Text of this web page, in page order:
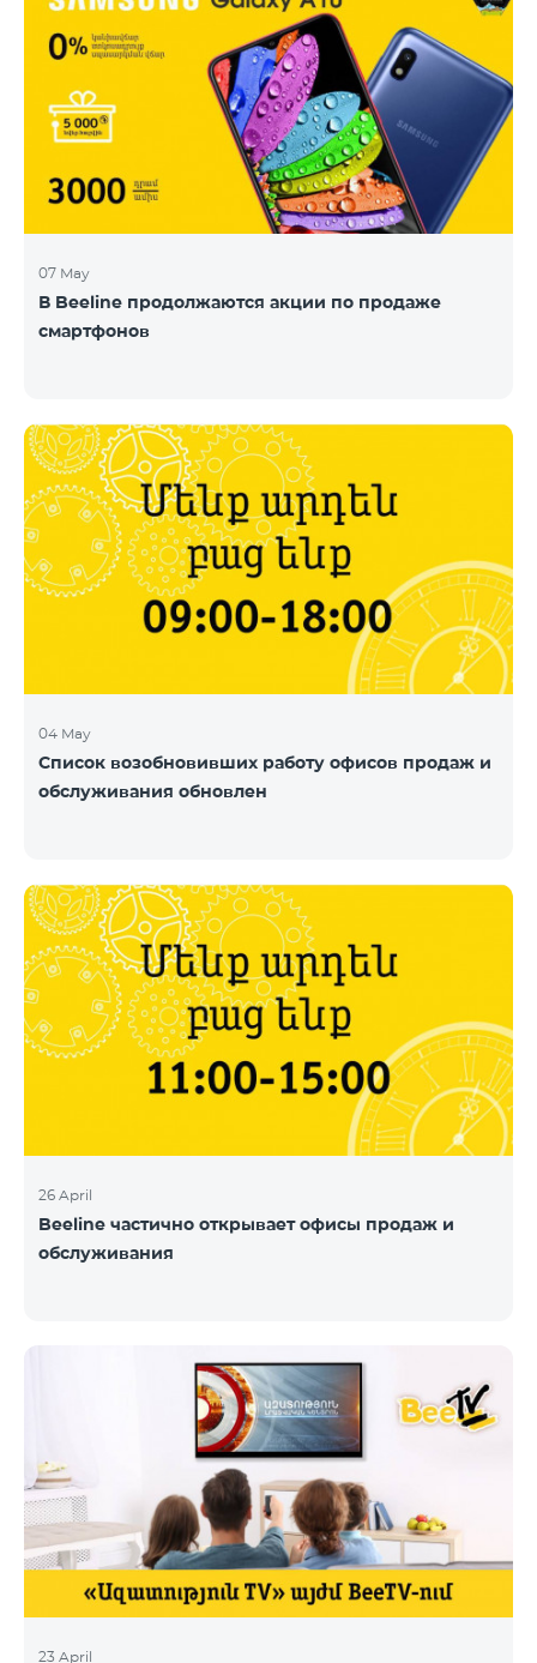
07 May
В Beeline продолжаются акции по продаже
смартфонов
04 May
Список возобновивших работу офисов продаж и
обслуживания обновлен
26 April
Beeline частично открывает офисы продаж и
обслуживания
23 April